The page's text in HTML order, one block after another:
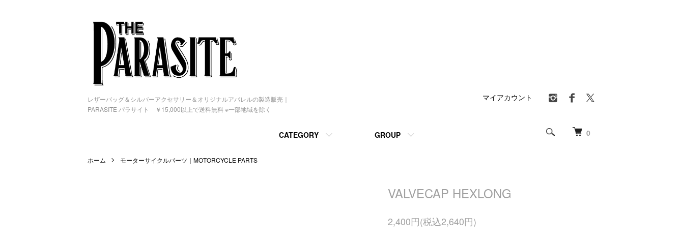
レザーバッグ＆シルバーアクセサリー＆オリジナルアパレルの製造販売｜
PARASITE パラサイト ￥15,000以上で送料無料 ※一部地域を除く
0
CATEGORY GROUP
マイアカウント
ホーム モーターサイクルパーツ｜MOTORCYCLE PARTS
VALVECAP HEXLONG
2,400円(税込2,640円)